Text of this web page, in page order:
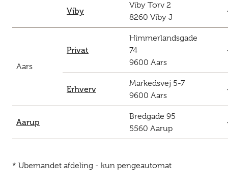
Viby
Viby Torv 2
8260 Viby J
Aars
Privat
Himmerlandsgade
74
9600 Aars
Erhverv
Markedsvej 5-7
9600 Aars
Aarup
Bredgade 95
5560 Aarup
* Ubemandet afdeling - kun pengeautomat